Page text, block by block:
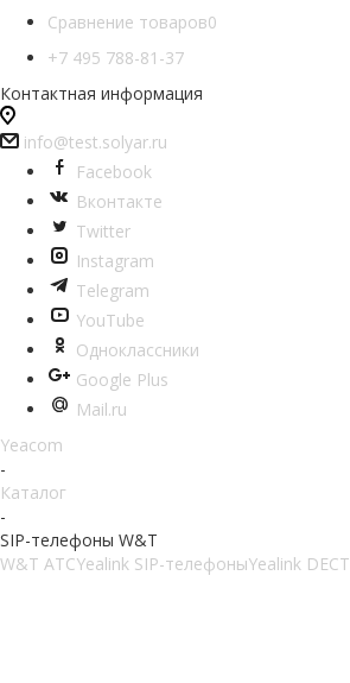
Сравнение товаров0
+7 495 788-81-37
Контактная информация
info@test.solyar.ru
Facebook
Вконтакте
Twitter
Instagram
Telegram
YouTube
Одноклассники
Google Plus
Mail.ru
Yeacom
-
Каталог
-
SIP-телефоны W&T
W&T АТСYealink SIP-телефоныYealink DECT